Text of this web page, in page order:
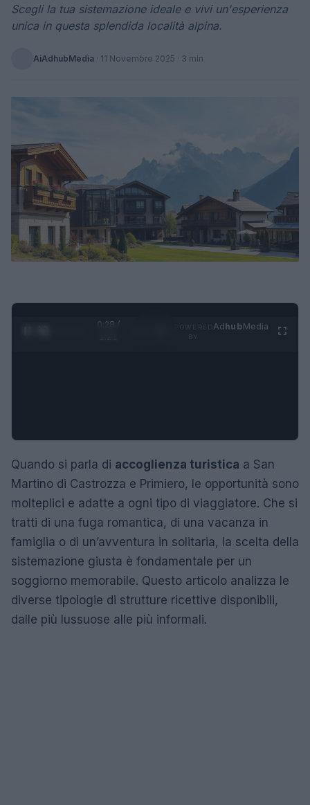
Scegli la tua sistemazione ideale e vivi un'esperienza
unica in questa splendida località alpina.
AiAdhubMedia · 11 Novembre 2025 · 3 min
0:29 /
AdhubMedia
Quando si parla di accoglienza turistica a San
Martino di Castrozza e Primiero, le opportunità sono
molteplici e adatte a ogni tipo di viaggiatore. Che si
tratti di una fuga romantica, di una vacanza in
famiglia o di un’avventura in solitaria, la scelta della
sistemazione giusta è fondamentale per un
soggiorno memorabile. Questo articolo analizza le
diverse tipologie di strutture ricettive disponibili,
dalle più lussuose alle più informali.